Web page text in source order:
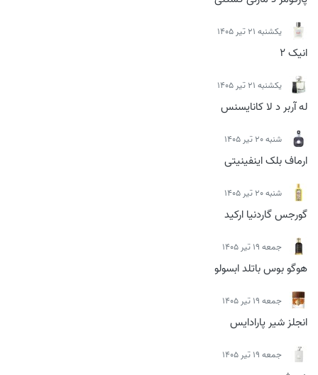
يكشنبه 21 تیر 1405
انیک 2
يكشنبه 21 تیر 1405
له آربر د لا کانایسنس
شنبه 20 تیر 1405
ارماف بلک اینفینیتی
شنبه 20 تیر 1405
گورجس گاردنیا ارکید
جمعه 19 تیر 1405
هوگو بوس باتلد ابسولو
جمعه 19 تیر 1405
انجلز شیر پارادایس
جمعه 19 تیر 1405